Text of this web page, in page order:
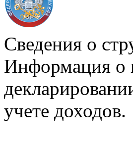
Сведения о
Информация о
учете доходов.